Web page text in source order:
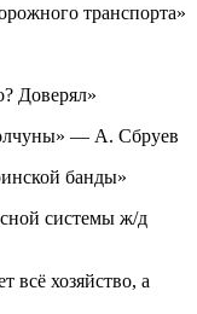
транспорта»
Доверял»
— А. Сбруев
банды»
системы ж/д
всё хозяйство, а